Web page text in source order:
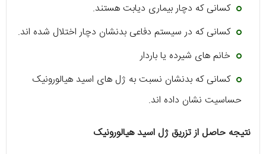
کسانی که دچار بیماری دیابت هستند.
کسانی که در سیستم دفاعی بدنشان دچار اختلال شده اند.
خانم های شیرده یا باردار
کسانی که بدنشان نسبت به ژل های اسید هیالورونیک
حساسیت نشان داده اند.
نتیجه حاصل از تزریق ژل اسید هیالورونیک